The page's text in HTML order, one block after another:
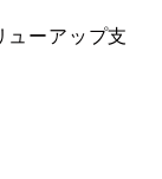
ューアップ支